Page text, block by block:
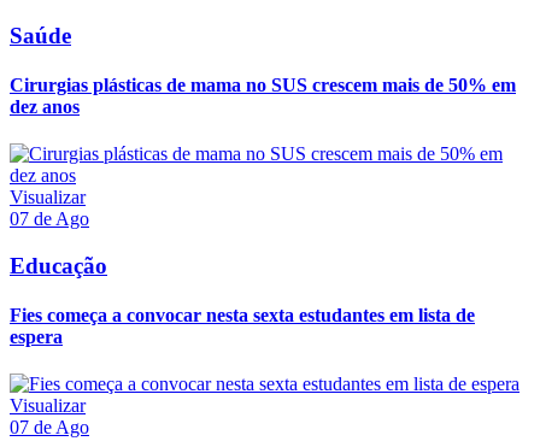
Saúde
Cirurgias plásticas de mama no SUS crescem mais de 50% em
dez anos
Visualizar
07 de Ago
Educação
Fies começa a convocar nesta sexta estudantes em lista de
espera
Visualizar
07 de Ago